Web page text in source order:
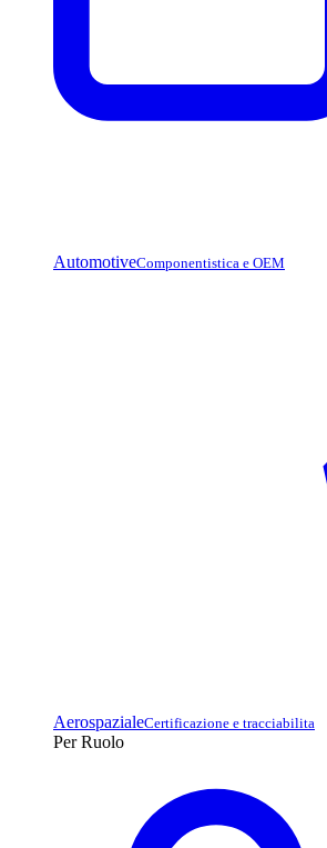
AutomotiveComponentistica e OEM
AerospazialeCertificazione e tracciabilita
Per Ruolo